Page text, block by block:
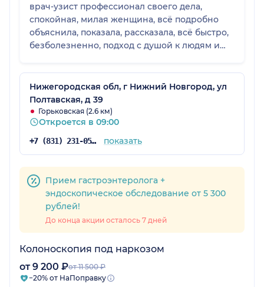
врач-узист профессионал своего дела,
спокойная, милая женщина, всё подробно
объяснила, показала, рассказала, всё быстро,
безболезненно, подход с душой к людям и
Нижегородская обл, г Нижний Новгород, ул
Полтавская, д 39
Горьковская (2.6 км)
Откроется в 09:00
+7 (831) 231-05-65 показать
Прием гастроэнтеролога +
эндоскопическое обследование от 5 300
рублей!
До конца акции осталось 7 дней
Колоноскопия под наркозом
от 9 200 ₽от 11 500 ₽
−20% от НаПоправку